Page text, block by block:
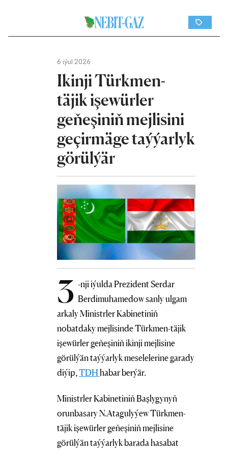
6 iýul 2026
Ikinji Türkmen-
täjik işewürler
geňeşiniň mejlisini
geçirmäge taýýarlyk
görülýär
3 -nji iýulda Prezident Serdar
Berdimuhamedow sanly ulgam
arkaly Ministrler Kabinetiniň
nobatdaky mejlisinde Türkmen-täjik
işewürler geňeşiniň ikinji mejlisine
görülýän taýýarlyk meselelerine garady
diýip,TDHhabar berýär.
Ministrler Kabinetiniň Başlygynyň
orunbasary N.Atagulyýew Türkmen-
täjik işewürler geňeşiniň mejlisine
görülýän taýýarlyk barada hasabat